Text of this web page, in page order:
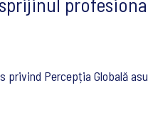
privind Percepția Globală